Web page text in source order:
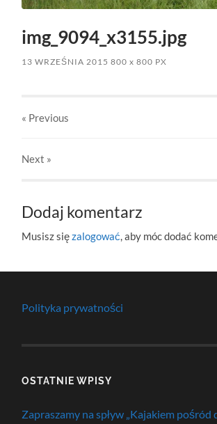
img_9094_x3155.jpg
13 WRZEŚNIA 2015 800x 800 PX
« Previous
Next »
Dodaj komentarz
Musisz sięzalogować , aby móc dodać
Polityka prywatności
OSTATNIE WPISY
Zapraszamy na spływ „Kajakiem pośród